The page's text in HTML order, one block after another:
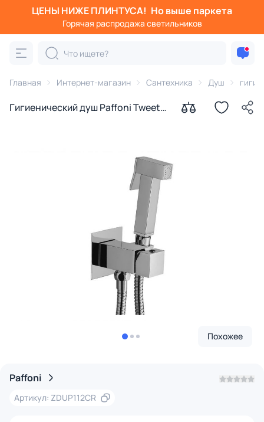
ЦЕНЫ НИЖЕ ПЛИНТУСА! Но выше паркета
Горячая распродажа светильников
Главная Интернет-магазин Сантехника Душ
Гигиенический душ Paffoni Tweet
Похожее
Paffoni
Артикул: ZDUP112CR